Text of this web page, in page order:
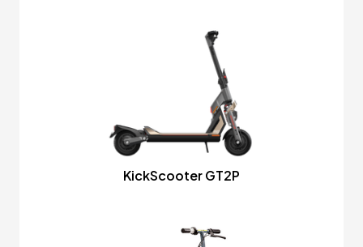
KickScooter GT2P